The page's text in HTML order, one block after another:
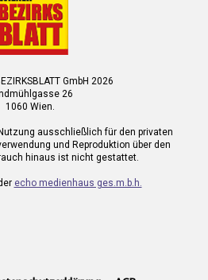
GmbH 2026
26
1060 Wien.
ausschließlich für den privaten
und Reproduktion über den
hinaus ist nicht gestattet.
echo medienhaus ges.m.b.h.